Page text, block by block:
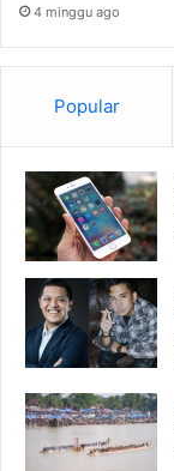
4 minggu ago
Popular